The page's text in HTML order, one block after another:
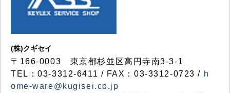
(株)クギセイ
〒166-0003 東京都杉並区高円寺南3-3-1
TEL：03-3312-6411 / FAX：03-3312-0723 / h
ome-ware@kugisei.co.jp